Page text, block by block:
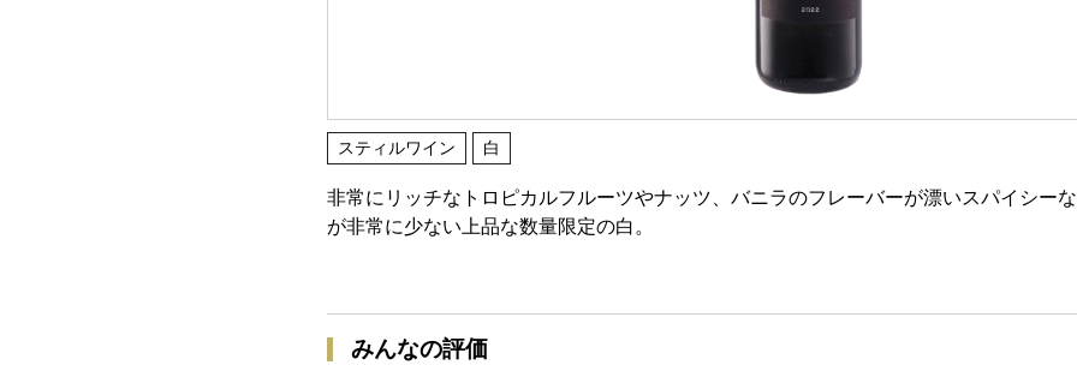
スティルワイン 白
非常にリッチなトロピカルフルーツやナッツ、バニラのフレーバーが漂いスパイシー
が非常に少ない上品な数量限定の白。
みんなの評価